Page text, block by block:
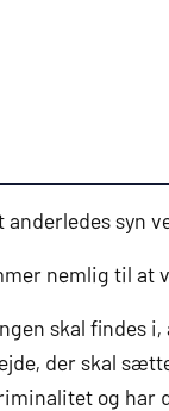
anderledes syn
nemlig til at
skal findes i,
der skal
og har